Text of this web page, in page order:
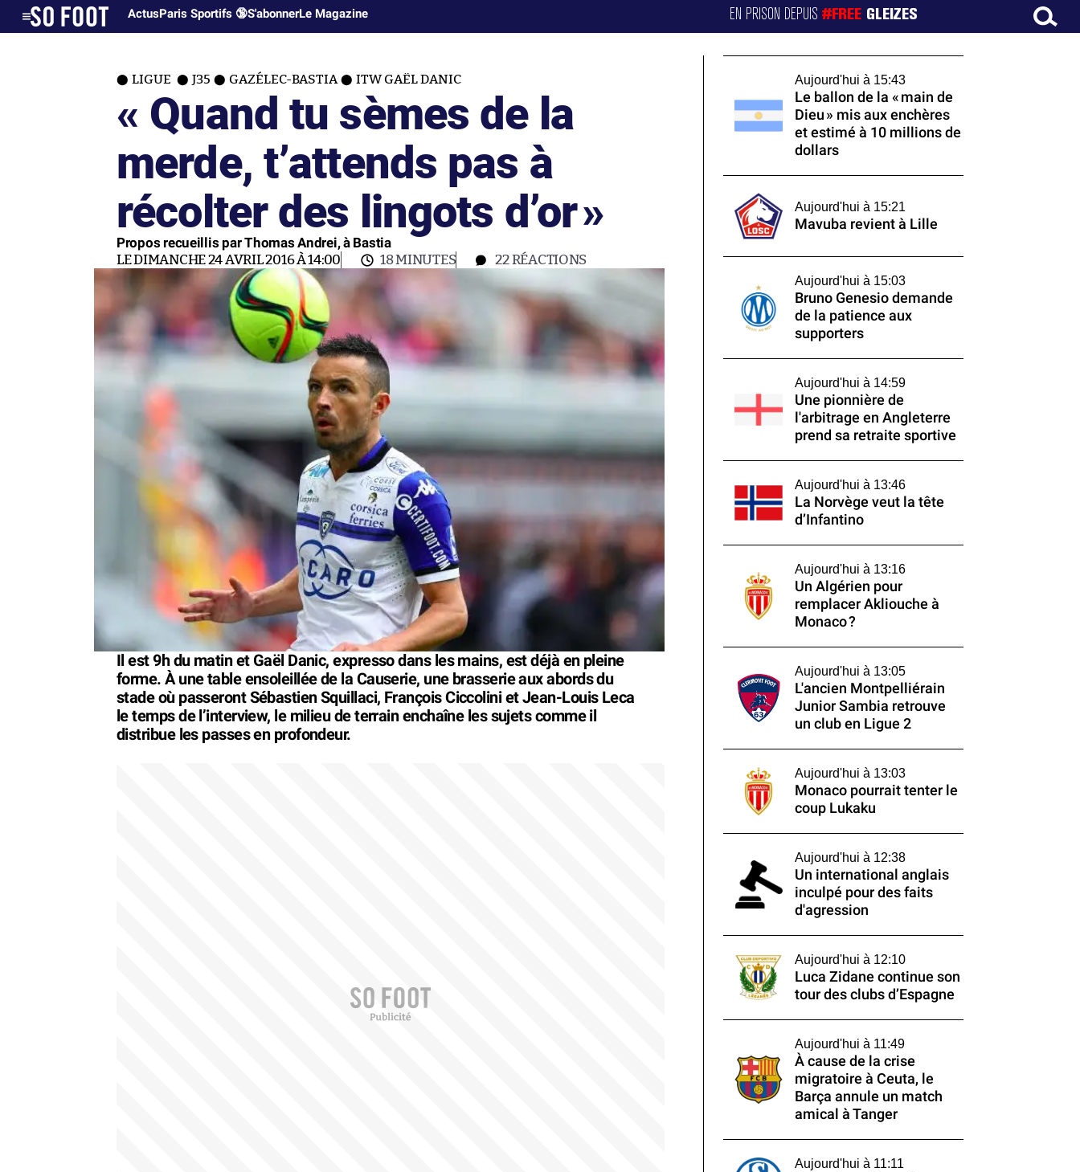
ActusParis Sportifs 🔞S'abonnerLe Magazine EN PRISON DEPUIS#FREE GLEIZES
LIGUE J35 GAZÉLEC-BASTIA ITW GAËL DANIC
« Quand tu sèmes de la
merde, t’attends pas à
récolter des lingots d’or»
Propos recueillis par Thomas Andrei, à Bastia
LE DIMANCHE 24 AVRIL 2016 À 14:00 18 MINUTES 22RÉACTIONS
Il est 9h du matin et Gaël Danic, expresso dans les mains, est déjà en pleine
forme. À une table ensoleillée de la Causerie, une brasserie aux abords du
stade où passeront Sébastien Squillaci, François Ciccolini et Jean-Louis Leca
le temps de l’interview, le milieu de terrain enchaîne les sujets comme il
distribue les passes en profondeur.
Aujourd'hui à 15:43
Le ballon de la « main de
Dieu » mis aux enchères
et estimé à 10 millions de
dollars
Aujourd'hui à 15:21
Mavuba revient à Lille
Aujourd'hui à 15:03
Bruno Genesio demande
de la patience aux
supporters
Aujourd'hui à 14:59
Une pionnière de
l'arbitrage en Angleterre
prend sa retraite sportive
Aujourd'hui à 13:46
La Norvège veut la tête
d’Infantino
Aujourd'hui à 13:16
Un Algérien pour
remplacer Akliouche à
Monaco ?
Aujourd'hui à 13:05
L'ancien Montpelliérain
Junior Sambia retrouve
un club en Ligue 2
Aujourd'hui à 13:03
Monaco pourrait tenter le
coup Lukaku
Aujourd'hui à 12:38
Un international anglais
inculpé pour des faits
d'agression
Aujourd'hui à 12:10
Luca Zidane continue son
tour des clubs d’Espagne
Aujourd'hui à 11:49
À cause de la crise
migratoire à Ceuta, le
Barça annule un match
amical à Tanger
Aujourd'hui à 11:11